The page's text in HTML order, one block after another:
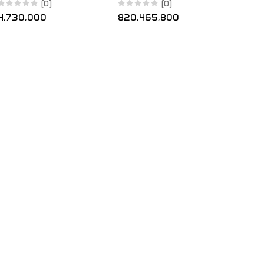
(0) (0)
820,465,800